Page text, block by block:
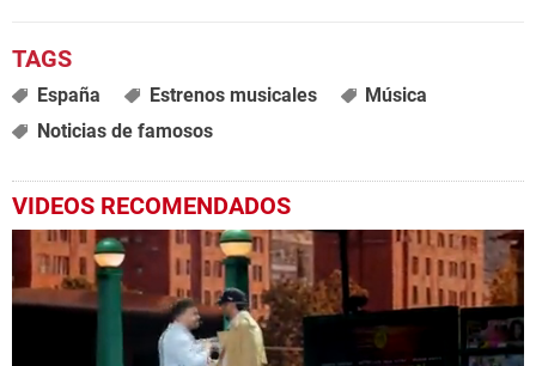
España Estrenos musicales
Música
Noticias de famosos
VIDEOS RECOMENDADOS